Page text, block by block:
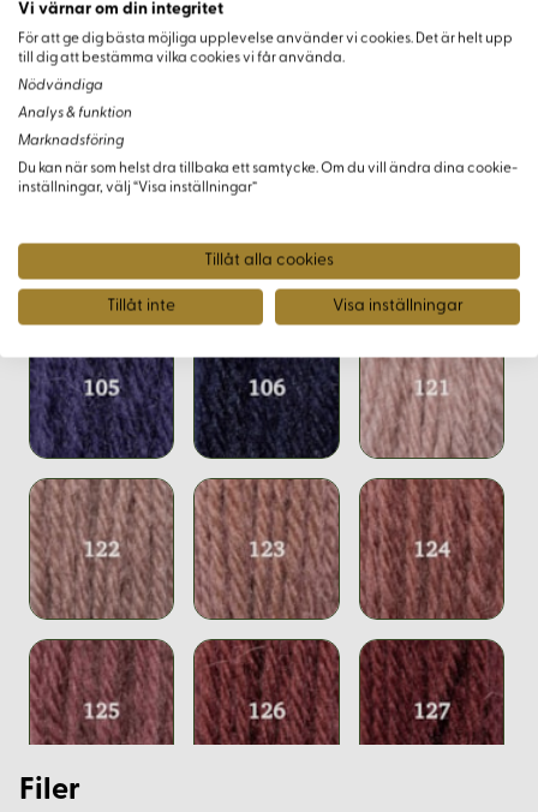
Varianter
Filer
Vi värnar om din integritet
För att ge dig bästa möjliga upplevelse använder vi cookies. Det är helt upp
till dig att bestämma vilka cookies vi får använda.
Nödvändiga
Analys & funktion
Marknadsföring
Du kan när som helst dra tillbaka ett samtycke. Om du vill ändra dina cookie-
inställningar, välj “Visa inställningar”
Tillåt alla cookies
Tillåt inte Visa inställningar